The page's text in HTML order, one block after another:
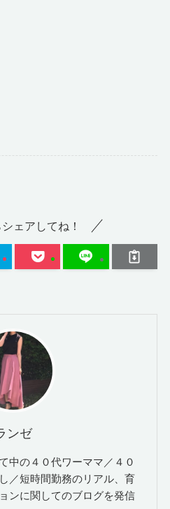
ェアしてね！
ンゼ
中の４０代ワーママ／４０
／短時間勤務のリアル、育
ンに関してのブログを発信